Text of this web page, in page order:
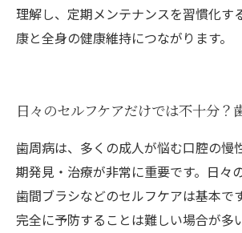
理解し、定期メンテナンスを習慣化す
康と全身の健康維持につながります。
日々のセルフケアだけでは不十分？
歯周病は、多くの成人が悩む口腔の慢
期発見・治療が非常に重要です。日々
歯間ブラシなどのセルフケアは基本で
完全に予防することは難しい場合が多